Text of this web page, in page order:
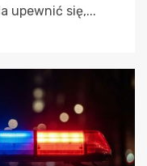
upewnić się,...